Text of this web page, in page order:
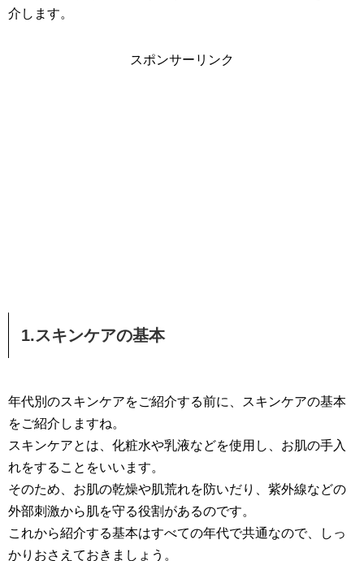
介します。
スポンサーリンク
1.スキンケアの基本
年代別のスキンケアをご紹介する前に、スキンケアの基本
をご紹介しますね。
スキンケアとは、化粧水や乳液などを使用し、お肌の手入
れをすることをいいます。
そのため、お肌の乾燥や肌荒れを防いだり、紫外線などの
外部刺激から肌を守る役割があるのです。
これから紹介する基本はすべての年代で共通なので、しっ
かりおさえておきましょう。